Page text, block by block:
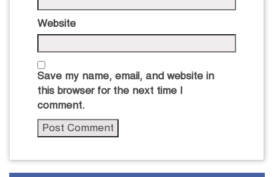
Website
Save my name, email, and website in
this browser for the next time I
comment.